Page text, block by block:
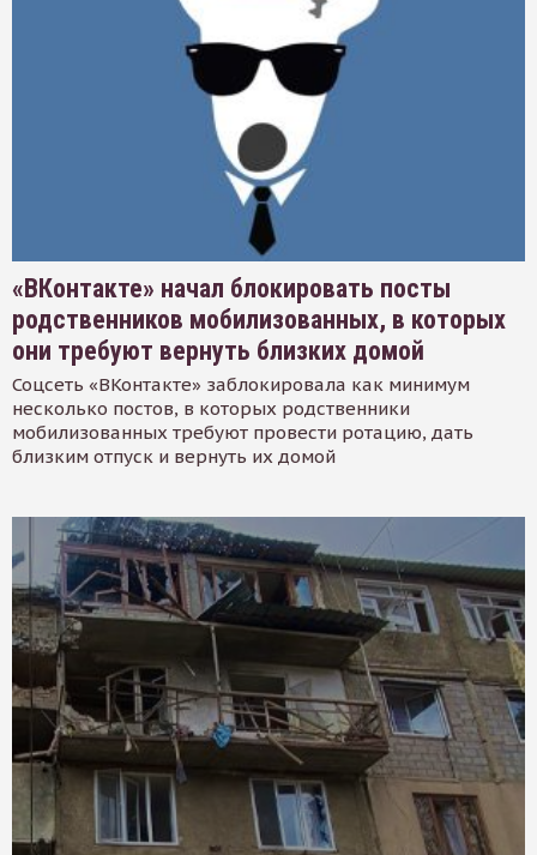
«ВКонтакте» начал блокировать посты
родственников мобилизованных, в которых
они требуют вернуть близких домой
Соцсеть «ВКонтакте» заблокировала как минимум
несколько постов, в которых родственники
мобилизованных требуют провести ротацию, дать
близким отпуск и вернуть их домой